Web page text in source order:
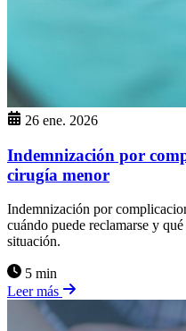
26 ene. 2026
Indemnización por
cirugía menor
Indemnización por
cuándo puede reclamarse y
situación.
5 min
Leer más